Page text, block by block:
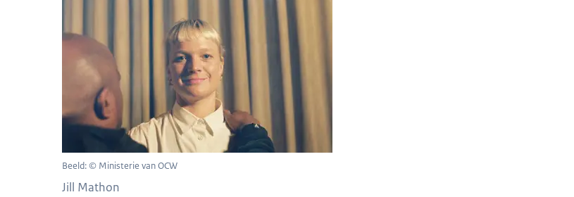
Ondertiteling
srt
Download
Beeld: © Ministerie van OCW
Jill Mathon